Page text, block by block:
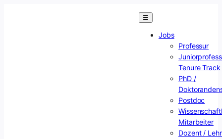
☰
Jobs
Professur
Tenure Track
PhD /
Postdoc
Mitarbeiter
Dozent /